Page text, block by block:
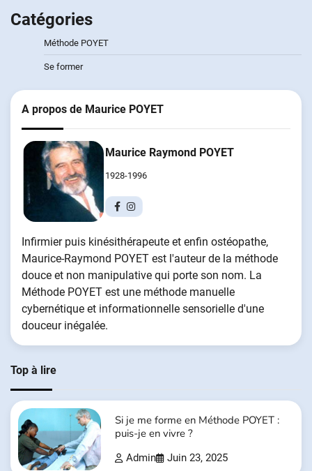
Catégories
Méthode POYET
Se former
A propos de Maurice POYET
Maurice Raymond POYET
1928-1996
Infirmier puis kinésithérapeute et enfin ostéopathe,
Maurice-Raymond POYET est l'auteur de la méthode
douce et non manipulative qui porte son nom. La
Méthode POYET est une méthode manuelle
cybernétique et informationnelle sensorielle d'une
douceur inégalée.
Top à lire
Si je me forme en Méthode POYET :
puis-je en vivre ?
Admin Juin 23, 2025